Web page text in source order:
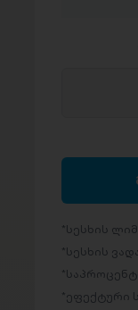
სესხის
სესხის
ეფექტური